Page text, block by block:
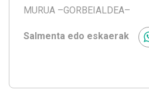
MURUA –GORBEIALDEA–
Salmenta edo eskaerak